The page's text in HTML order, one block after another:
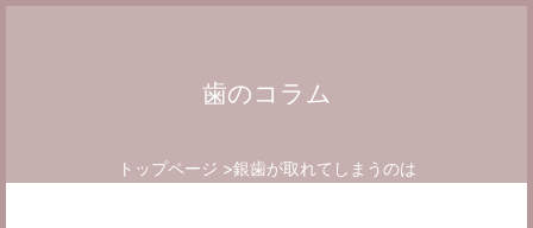
歯のコラム
トップページ 銀歯が取れてしまうのは